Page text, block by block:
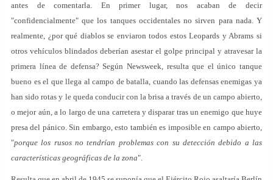
antes de comentarla. En primer lugar, nos acaban de decir
"confidencialmente" que los tanques occidentales no sirven para nada. Y
realmente, ¿por qué diablos se enviaron todos estos Leopards y Abrams si
otros vehículos blindados deberían asestar el golpe principal y atravesar la
primera línea de defensa? Según Newsweek, resulta que el único tanque
bueno es el que llega al campo de batalla, cuando las defensas enemigas ya
han sido rotas y le queda conducir con la brisa a través de un campo abierto,
o mejor aún, a lo largo de una carretera y disparar tras un enemigo que huye
presa del pánico. Sin embargo, esto también es imposible en campo abierto,
"porque los rusos no tendrían problemas con su detección debido a las
características geográficas de la zona".